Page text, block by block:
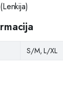
S/M, L/XL